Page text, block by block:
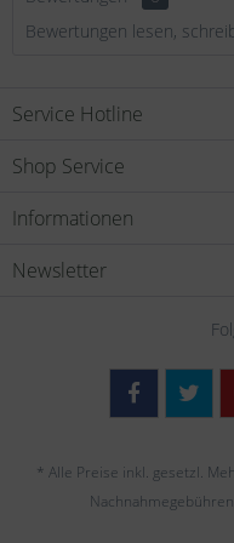
Bewertungen lesen,
Service Hotline
Shop Service
Informationen
Newsletter
* Alle Preise inkl. gesetzl.